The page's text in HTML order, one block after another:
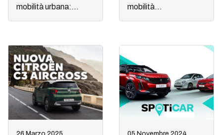
mobilità urbana:...
mobilità...